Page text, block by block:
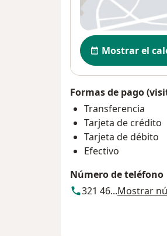
Disponibilidad
Mostrar el
Formas de pago
Transferencia
Tarjeta de crédito
Tarjeta de débito
Efectivo
Número de teléfono
321 46...Mostrar